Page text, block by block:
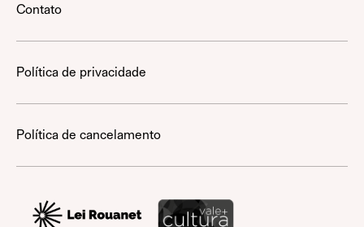
Contato
Política de privacidade
Política de cancelamento